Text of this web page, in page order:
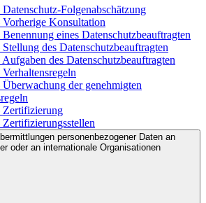
Datenschutz-Folgenabschätzung
Vorherige Konsultation
Benennung eines Datenschutzbeauftragten
Stellung des Datenschutzbeauftragten
Aufgaben des Datenschutzbeauftragten
Verhaltensregeln
Überwachung der genehmigten
Zertifizierung
Zertifizierungsstellen
personenbezogener Daten an
oder an internationale Organisationen